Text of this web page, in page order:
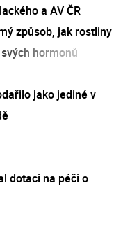
a AV ČR
způsob, jak rostliny
hormonů
jako jediné v
dotaci na péči o